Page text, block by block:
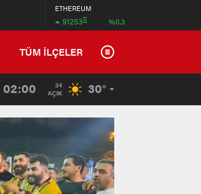
ETHEREUM
91253Ξ %0.3
TÜM İLÇELER
02:00
34
AÇIK
30°